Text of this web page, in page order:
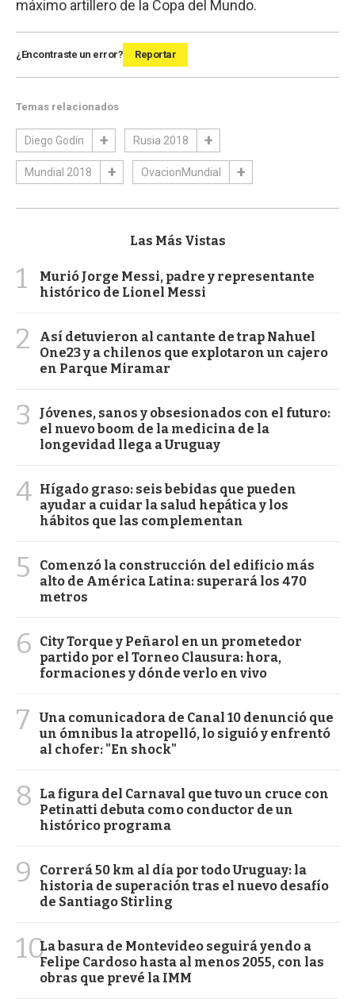
máximo artillero de la Copa del Mundo.
¿Encontraste un error? Reportar
Temas relacionados
Diego Godín Rusia 2018
Mundial 2018 OvacionMundial
Las Más Vistas
1
Murió Jorge Messi, padre y representante
histórico de Lionel Messi
2
Así detuvieron al cantante de trap Nahuel
One23 y a chilenos que explotaron un cajero
en Parque Miramar
3
Jóvenes, sanos y obsesionados con el futuro:
el nuevo boom de la medicina de la
longevidad llega a Uruguay
4 Hígado graso: seis bebidas que pueden
ayudar a cuidar la salud hepática y los
hábitos que las complementan
5
Comenzó la construcción del edificio más
alto de América Latina: superará los 470
metros
6
City Torque y Peñarol en un prometedor
partido por el Torneo Clausura: hora,
formaciones y dónde verlo en vivo
7
Una comunicadora de Canal 10 denunció que
un ómnibus la atropelló, lo siguió y enfrentó
al chofer: "En shock"
8
La figura del Carnaval que tuvo un cruce con
Petinatti debuta como conductor de un
histórico programa
9
Correrá 50 km al día por todo Uruguay: la
historia de superación tras el nuevo desafío
de Santiago Stirling
10La basura de Montevideo seguirá yendo a
Felipe Cardoso hasta al menos 2055, con las
obras que prevé la IMM